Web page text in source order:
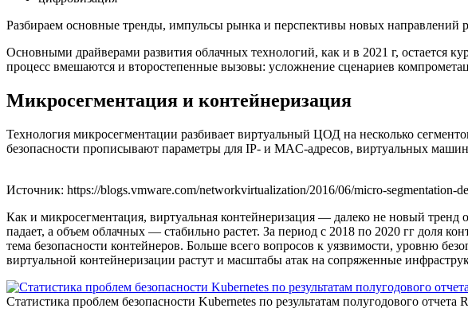
Разбираем основные тренды, импульсы рынка и перспективы новых направлений
Основными драйверами развития облачных технологий, как и в 2021 г, остается
процесс вмешаются и второстепенные вызовы: усложнение сценариев
Микросегментация и контейнеризация
Технология микросегментации разбивает виртуальный ЦОД на несколько
безопасности прописывают параметры для IP- и MAC-адресов, виртуальных
Источник: https://blogs.vmware.com/networkvirtualization/2016/06/micro-segmentation-
Как и микросегментация, виртуальная контейнеризация — далеко не новый
падает, а объем облачных — стабильно растет. За период с 2018 по 2020 гг доля
тема безопасности контейнеров. Больше всего вопросов к уязвимости, уровню
виртуальной контейнеризации растут и масштабы атак на сопряженные
Статистика проблем безопасности Kubernetes по результатам полугодового отчета